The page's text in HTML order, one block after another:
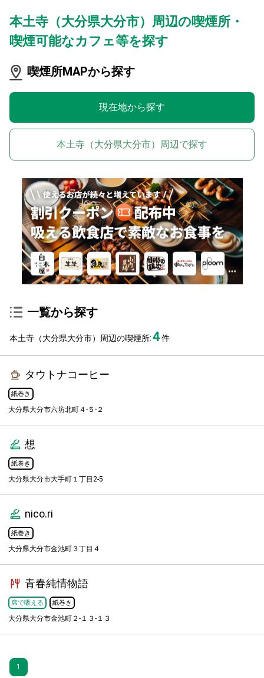
本土寺（大分県大分市）周辺の喫煙所・
喫煙可能なカフェ等を探す
喫煙所MAPから探す
現在地から探す
本土寺（大分県大分市）周辺で探す
一覧から探す
本土寺（大分県大分市）周辺の喫煙所:4件
タウトナコーヒー
紙巻き
大分県大分市六坊北町４-５-２
想
紙巻き
大分県大分市大手町１丁目2-5
nico.ri
紙巻き
大分県大分市金池町３丁目４
青春純情物語
席で吸える 紙巻き
大分県大分市金池町２-１３-１３
1